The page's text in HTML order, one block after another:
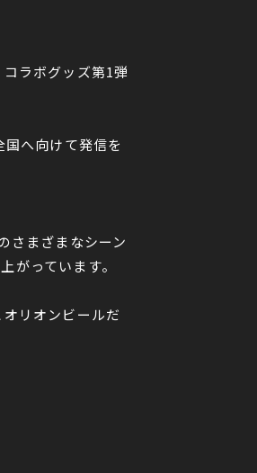
ラボグッズ第1弾
へ向けて発信を
さまざまなシーン
がっています。
リオンビールだ